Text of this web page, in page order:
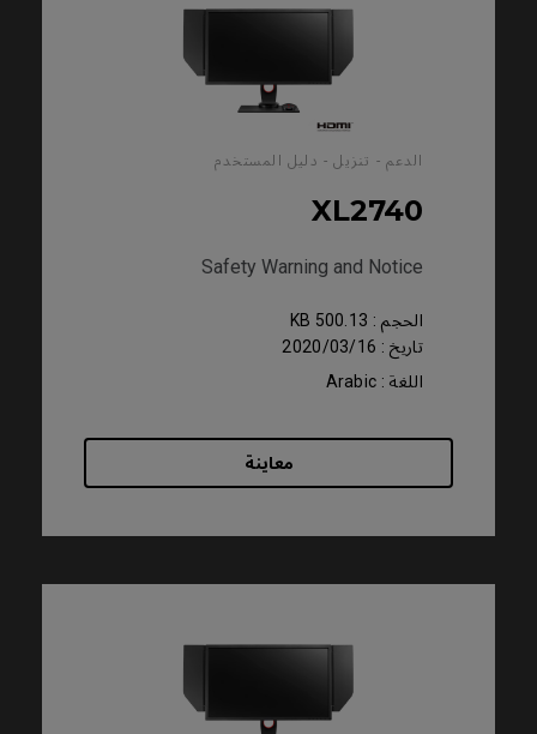
الدعم - تنزيل - دليل المستخدم
XL2740
Safety Warning and Notice
الحجم : 500.13 KB
تاريخ : 2020/03/16
اللغة : Arabic
معاينة